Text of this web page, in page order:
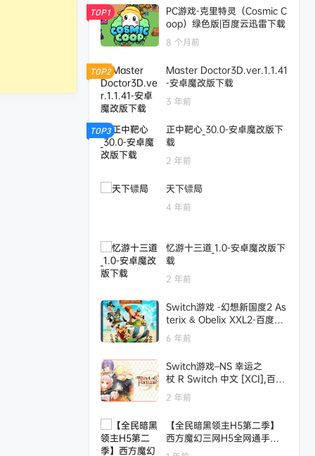
TOP1
PC游戏-克里特灵（Cosmic C
oop）绿色版|百度云迅雷下载
8 个月前
TOP2
Master Doctor3D.ver.1.1.41
-安卓魔改版下载
3 年前
TOP3
正中靶心_30.0-安卓魔改版下
载
2 年前
天下镖局
4 年前
忆游十三道_1.0-安卓魔改版下
载
2 年前
Switch游戏 -幻想新国度2 As
terix & Obelix XXL2-百度网
盘下载
6 年前
Switch游戏–NS 幸运之
杖 R Switch 中文 [XCI],百度
云下载
2 年前
【全民暗黑领主H5第二季】
西方魔幻三网H5全网通手游-
最新整理WIN手工服务端源码